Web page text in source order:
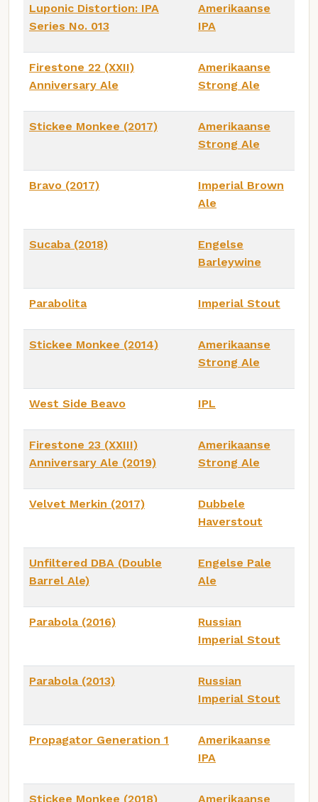
Luponic Distortion: IPA
Series No. 013
Amerikaanse
IPA
Firestone 22 (XXII)
Anniversary Ale
Amerikaanse
Strong Ale
Stickee Monkee (2017)
Amerikaanse
Strong Ale
Bravo (2017)
Imperial Brown
Ale
Sucaba (2018)
Engelse
Barleywine
Parabolita Imperial Stout
Stickee Monkee (2014)
Amerikaanse
Strong Ale
West Side Beavo IPL
Firestone 23 (XXIII)
Anniversary Ale (2019)
Amerikaanse
Strong Ale
Velvet Merkin (2017)
Dubbele
Haverstout
Unfiltered DBA (Double
Barrel Ale)
Engelse Pale
Ale
Parabola (2016)
Russian
Imperial Stout
Parabola (2013)
Russian
Imperial Stout
Propagator Generation 1
Amerikaanse
IPA
Stickee Monkee (2018) Amerikaanse